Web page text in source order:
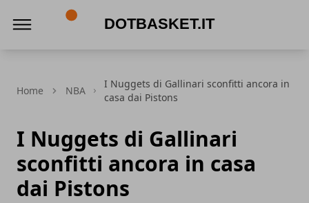
Home NBA
I Nuggets di Gallinari sconfitti ancora in
casa dai Pistons
I Nuggets di Gallinari
sconfitti ancora in casa
dai Pistons